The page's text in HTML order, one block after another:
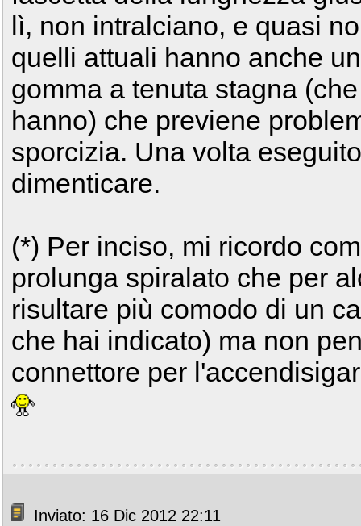
lì, non intralciano, e quasi
quelli attuali hanno anche
gomma a tenuta stagna
hanno) che previene
sporcizia. Una volta
dimenticare.
(*) Per inciso, mi ricordo
prolunga spiralato che per
risultare più comodo di un
che hai indicato) ma non
connettore per
Inviato: 16 Dic 2012 22:11